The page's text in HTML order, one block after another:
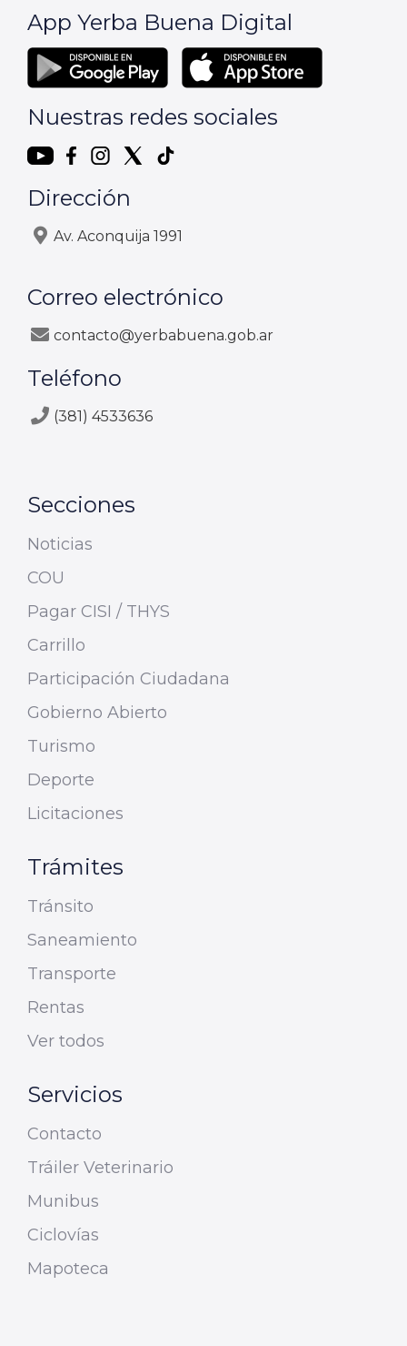
App Yerba Buena Digital
Nuestras redes sociales
Dirección
Av. Aconquija 1991
Correo electrónico
contacto@yerbabuena.gob.ar
Teléfono
(381) 4533636
Secciones
Noticias
COU
Pagar CISI / THYS
Carrillo
Participación Ciudadana
Gobierno Abierto
Turismo
Deporte
Licitaciones
Trámites
Tránsito
Saneamiento
Transporte
Rentas
Ver todos
Servicios
Contacto
Tráiler Veterinario
Munibus
Ciclovías
Mapoteca